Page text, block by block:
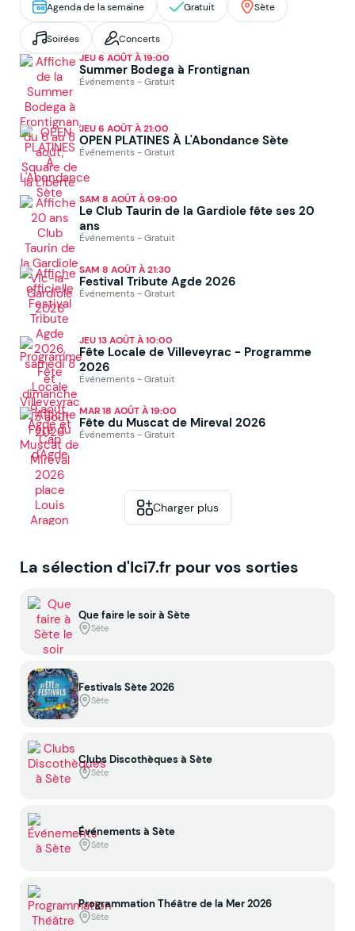
Agenda de la semaine Gratuit Sète
Soirées Concerts
JEU 6 AOÛT À 19:00
Summer Bodega à Frontignan
Événements - Gratuit
JEU 6 AOÛT À 21:00
OPEN PLATINES À L'Abondance Sète
Événements - Gratuit
SAM 8 AOÛT À 09:00
Le Club Taurin de la Gardiole fête ses 20
ans
Événements - Gratuit
SAM 8 AOÛT À 21:30
Festival Tribute Agde 2026
Événements - Gratuit
JEU 13 AOÛT À 10:00
Fête Locale de Villeveyrac - Programme
2026
Événements - Gratuit
MAR 18 AOÛT À 19:00
Fête du Muscat de Mireval 2026
Événements - Gratuit
Charger plus
La sélection d'Ici7.fr pour vos sorties
Que faire le soir à Sète
Sète
Festivals Sète 2026
Sète
Clubs Discothèques à Sète
Sète
Événements à Sète
Sète
Programmation Théâtre de la Mer 2026
Sète